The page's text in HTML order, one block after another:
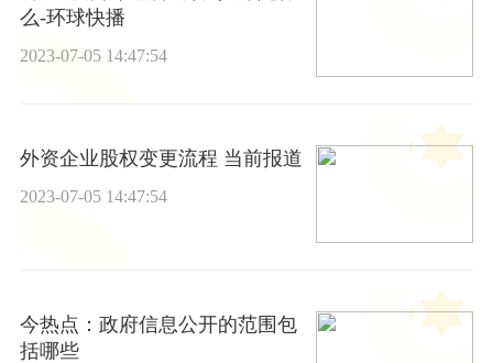
么-环球快播
2023-07-05 14:47:54
外资企业股权变更流程 当前报道
2023-07-05 14:47:54
今热点：政府信息公开的范围包
括哪些